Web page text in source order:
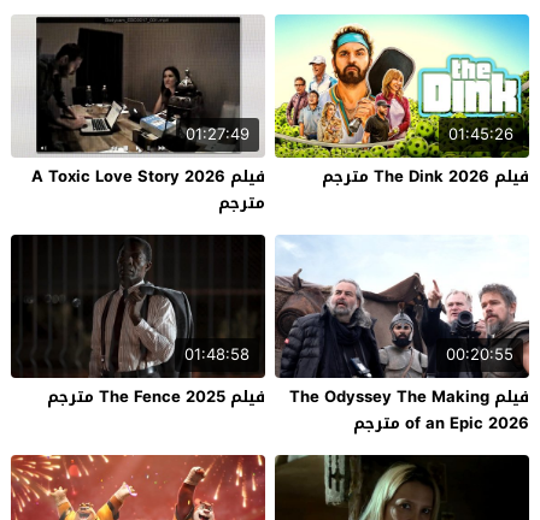
01:45:26
فيلم The Dink 2026 مترجم
01:27:49
فيلم A Toxic Love Story 2026
مترجم
00:20:55
فيلم The Odyssey The Making
of an Epic 2026 مترجم
01:48:58
فيلم The Fence 2025 مترجم